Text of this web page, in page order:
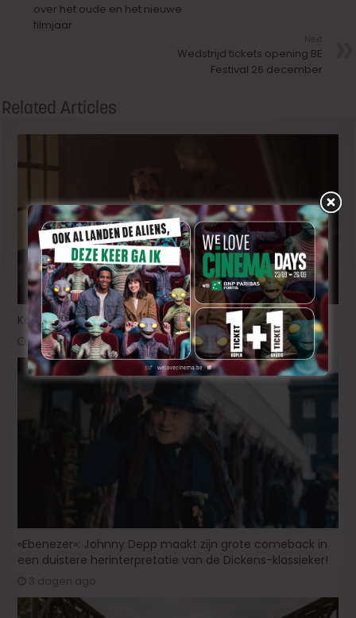
over het oude en het nieuwe
filmjaar
Wedstrijd tickets opening BE
Festival 26 december
Related Articles
Korte animatiefilm ‘Melk’ nu ook uitgenodigd voor TIFF
2 dagen ago
«Ebenezer»: Johnny Depp maakt zijn grote comeback in
een duistere herinterpretatie van de Dickens-klassieker!
3 dagen ago